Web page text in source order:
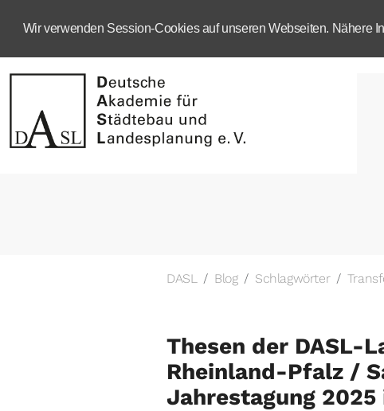
Wir verwenden Session-Cookies auf unseren Webseiten. Nähere
DASL Blog Schlagwörter
Thesen der DASL-
Rheinland-Pfalz /
Jahrestagung